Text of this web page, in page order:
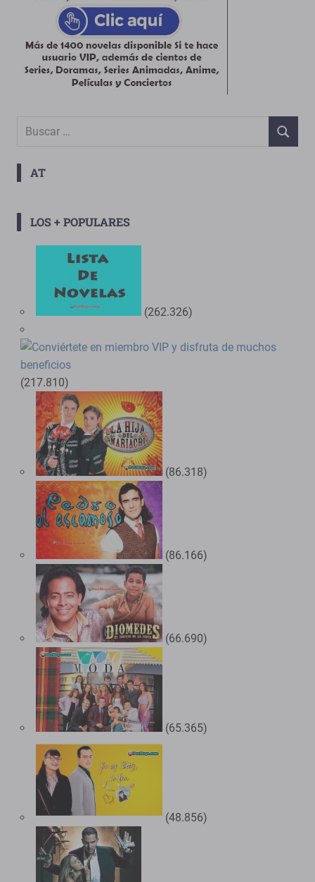
Buscar:
BUSCAR
AT
LOS + POPULARES
(262.326)
(217.810)
(86.318)
(86.166)
(66.690)
(65.365)
(48.856)